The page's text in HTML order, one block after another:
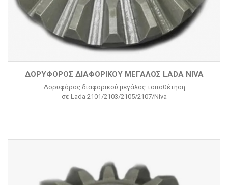
ΔΟΡΥΦΌΡΟΣ ΔΙΑΦΟΡΙΚΟΎ ΜΕΓΆΛΟΣ LADA NIVA
Δορυφόρος διαφορικού μεγάλος τοποθέτηση
σε Lada 2101/2103/2105/2107/Niva